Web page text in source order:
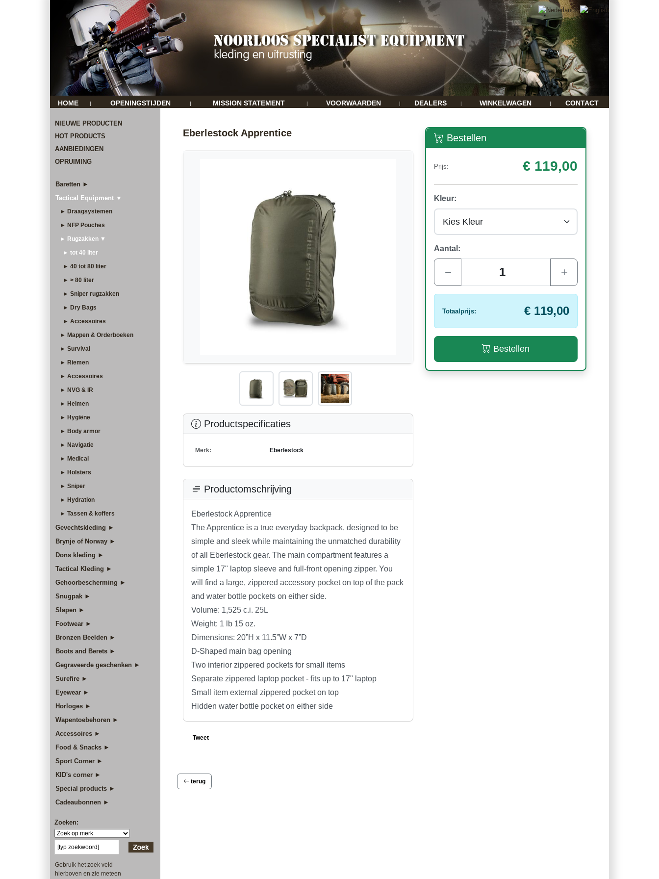
HOME | OPENINGSTIJDEN | MISSION STATEMENT | VOORWAARDEN | DEALERS | WINKELWAGEN | CONTACT
NIEUWE PRODUCTEN
HOT PRODUCTS
AANBIEDINGEN
OPRUIMING
Baretten ►
Tactical Equipment ▼
► Draagsystemen
► NFP Pouches
► Rugzakken ▼
► tot 40 liter
► 40 tot 80 liter
► > 80 liter
► Sniper rugzakken
► Dry Bags
► Accessoires
► Mappen & Orderboeken
► Survival
► Riemen
► Accessoires
► NVG & IR
► Helmen
► Hygiëne
► Body armor
► Navigatie
► Medical
► Holsters
► Sniper
► Hydration
► Tassen & koffers
Gevechtskleding ►
Brynje of Norway ►
Dons kleding ►
Tactical Kleding ►
Gehoorbescherming ►
Snugpak ►
Slapen ►
Footwear ►
Bronzen Beelden ►
Boots and Berets ►
Gegraveerde geschenken ►
Surefire ►
Eyewear ►
Horloges ►
Wapentoebehoren ►
Accessoires ►
Food & Snacks ►
Sport Corner ►
KID's corner ►
Special products ►
Cadeaubonnen ►
Zoeken:
Gebruik het zoek veld
hierboven en zie meteen
Eberlestock Apprentice
Productspecificaties
Merk: Eberlestock
Productomschrijving
Eberlestock Apprentice
The Apprentice is a true everyday backpack, designed to be
simple and sleek while maintaining the unmatched durability
of all Eberlestock gear. The main compartment features a
simple 17" laptop sleeve and full-front opening zipper. You
will find a large, zippered accessory pocket on top of the pack
and water bottle pockets on either side.
Volume: 1,525 c.i. 25L
Weight: 1 lb 15 oz.
Dimensions: 20”H x 11.5”W x 7”D
D-Shaped main bag opening
Two interior zippered pockets for small items
Separate zippered laptop pocket - fits up to 17" laptop
Small item external zippered pocket on top
Hidden water bottle pocket on either side
Tweet
Bestellen
Prijs: € 119,00
Kleur:
Aantal:
Totaalprijs: € 119,00
Bestellen
terug